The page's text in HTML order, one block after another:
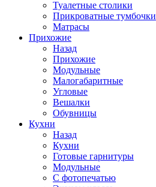
Туалетные столики
Прикроватные тумбочки
Матрасы
Прихожие
Назад
Прихожие
Модульные
Малогабаритные
Угловые
Вешалки
Обувницы
Кухни
Назад
Кухни
Готовые гарнитуры
Модульные
С фотопечатью